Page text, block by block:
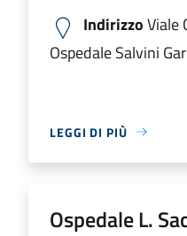
IndirizzoViale
Ospedale Salvini
LEGGI DI PIÙ
Ospedale L.